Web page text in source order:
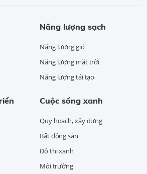
Năng lượng sạch
Năng lượng gió
Năng lượng mặt trời
Năng lượng tái tạo
Cuộc sống xanh
Quy hoạch, xây dựng
Bất động sản
Đô thị xanh
Môi trường